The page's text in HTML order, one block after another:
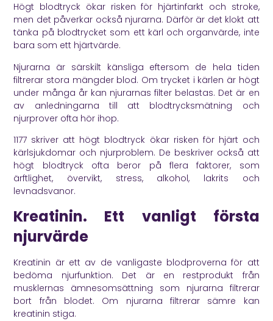
Högt blodtryck ökar risken för hjärtinfarkt och stroke,
men det påverkar också njurarna. Därför är det klokt att
tänka på blodtrycket som ett kärl och organvärde, inte
bara som ett hjärtvärde.
Njurarna är särskilt känsliga eftersom de hela tiden
filtrerar stora mängder blod. Om trycket i kärlen är högt
under många år kan njurarnas filter belastas. Det är en
av anledningarna till att blodtrycksmätning och
njurprover ofta hör ihop.
1177 skriver att högt blodtryck ökar risken för hjärt och
kärlsjukdomar och njurproblem. De beskriver också att
högt blodtryck ofta beror på flera faktorer, som
ärftlighet, övervikt, stress, alkohol, lakrits och
levnadsvanor.
Kreatinin. Ett vanligt första
njurvärde
Kreatinin är ett av de vanligaste blodproverna för att
bedöma njurfunktion. Det är en restprodukt från
musklernas ämnesomsättning som njurarna filtrerar
bort från blodet. Om njurarna filtrerar sämre kan
kreatinin stiga.